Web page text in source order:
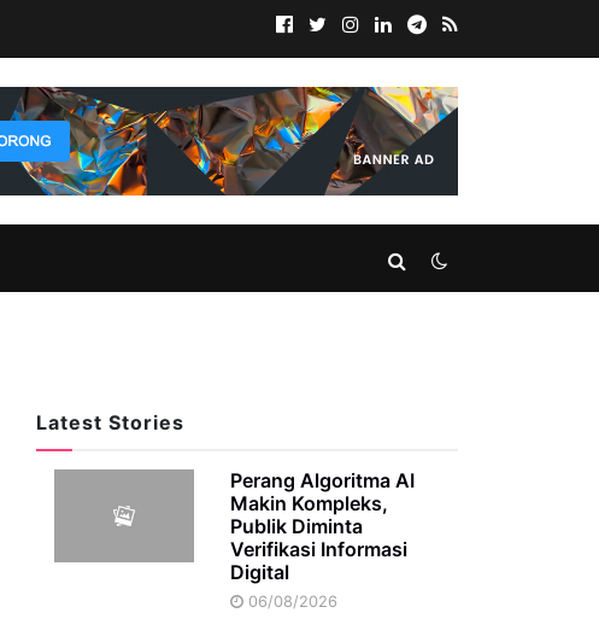
Latest Stories
Perang Algoritma AI
Makin Kompleks,
Publik Diminta
Verifikasi Informasi
Digital
06/08/2026